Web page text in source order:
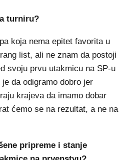
turniru?
koja nema epitet favorita u
list, ali ne znam da postoji
svoju prvu utakmicu na SP-u
da odigramo dobro jer
krajeva da imamo dobar
ćemo se na rezultat, a ne na
pripreme i stanje